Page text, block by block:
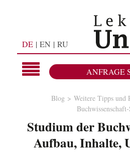
DE EN RU
ANFRAGE
Blog
Weitere Tipps und
Studium der
Aufbau, Inhalte,